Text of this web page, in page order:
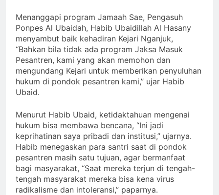
Menanggapi program Jamaah Sae, Pengasuh
Ponpes Al Ubaidah, Habib Ubaidillah Al Hasany
menyambut baik kehadiran Kejari Nganjuk,
“Bahkan bila tidak ada program Jaksa Masuk
Pesantren, kami yang akan memohon dan
mengundang Kejari untuk memberikan penyuluhan
hukum di pondok pesantren kami,” ujar Habib
Ubaid.
Menurut Habib Ubaid, ketidaktahuan mengenai
hukum bisa membawa bencana, “Ini jadi
keprihatinan saya pribadi dan institusi,” ujarnya.
Habib menegaskan para santri saat di pondok
pesantren masih satu tujuan, agar bermanfaat
bagi masyarakat, “Saat mereka terjun di tengah-
tengah masyarakat mereka bisa kena virus
radikalisme dan intoleransi,” paparnya.